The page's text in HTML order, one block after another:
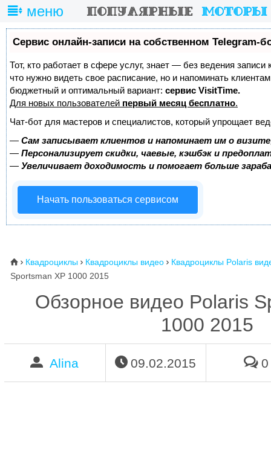
меню
Сервис онлайн-записи на собственном Telegram-
Тот, кто работает в сфере услуг, знает — без ведения записи
что нужно видеть свое расписание, но и напоминать
бюджетный и оптимальный вариант: сервис VisitTime.
Для новых пользователей первый месяц бесплатно.
Чат-бот для мастеров и специалистов, который упрощает
— Сам записывает клиентов и напоминает им о
— Персонализирует скидки, чаевые, кэшбэк и
— Увеличивает доходимость и помогает больше
Начать пользоваться сервисом
⌂  Квадроциклы  Квадроциклы видео  Квадроциклы Polaris
Sportsman XP 1000 2015
Обзорное видео Polaris
1000 2015
Alina 09.02.2015 0